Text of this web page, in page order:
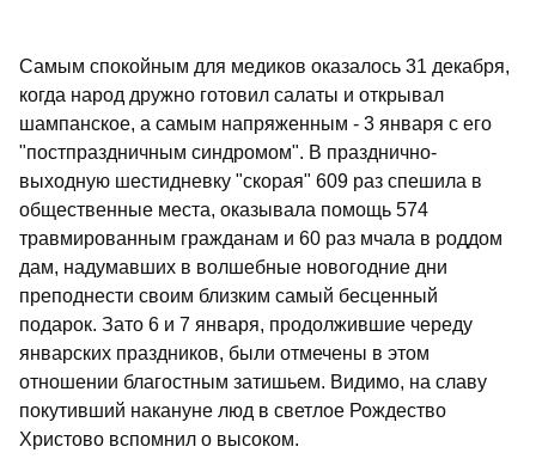
Самым спокойным для медиков оказалось 31 декабря,
когда народ дружно готовил салаты и открывал
шампанское, а самым напряженным - 3 января с его
"постпраздничным синдромом". В празднично-
выходную шестидневку "скорая" 609 раз спешила в
общественные места, оказывала помощь 574
травмированным гражданам и 60 раз мчала в роддом
дам, надумавших в волшебные новогодние дни
преподнести своим близким самый бесценный
подарок. Зато 6 и 7 января, продолжившие череду
январских праздников, были отмечены в этом
отношении благостным затишьем. Видимо, на славу
покутивший накануне люд в светлое Рождество
Христово вспомнил о высоком.